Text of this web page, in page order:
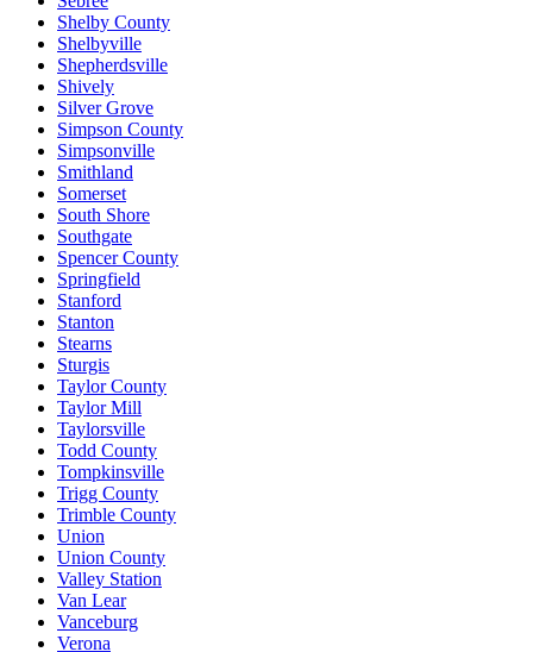
Shelby County
Shelbyville
Shepherdsville
Shively
Silver Grove
Simpson County
Simpsonville
Smithland
Somerset
South Shore
Southgate
Spencer County
Springfield
Stanford
Stanton
Stearns
Sturgis
Taylor County
Taylor Mill
Taylorsville
Todd County
Tompkinsville
Trigg County
Trimble County
Union
Union County
Valley Station
Van Lear
Vanceburg
Verona